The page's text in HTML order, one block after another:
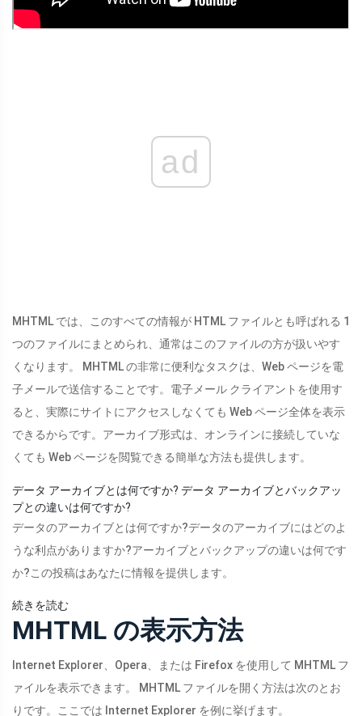
ad
MHTML では、このすべての情報が HTML ファイルとも呼ばれる 1
つのファイルにまとめられ、通常はこのファイルの方が扱いやす
くなります。 MHTML の非常に便利なタスクは、Web ページを電
子メールで送信することです。電子メール クライアントを使用す
ると、実際にサイトにアクセスしなくても Web ページ全体を表示
できるからです。アーカイブ形式は、オンラインに接続していな
くても Web ページを閲覧できる簡単な方法も提供します。
データ アーカイブとは何ですか? データ アーカイブとバックアッ
プとの違いは何ですか?
データのアーカイブとは何ですか?データのアーカイブにはどのよ
うな利点がありますか?アーカイブとバックアップの違いは何です
か?この投稿はあなたに情報を提供します。
続きを読む
MHTML の表示方法
Internet Explorer、Opera、または Firefox を使用して MHTML フ
ァイルを表示できます。 MHTML ファイルを開く方法は次のとお
りです。ここでは Internet Explorer を例に挙げます。